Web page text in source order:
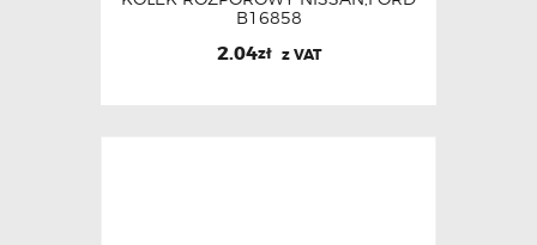
B16858
2.04zł z VAT